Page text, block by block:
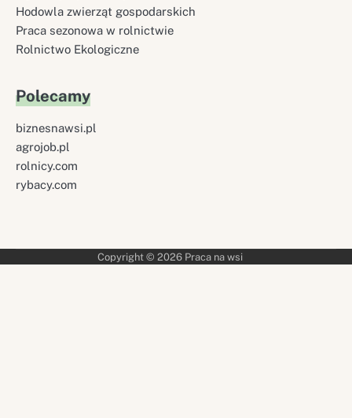
Hodowla zwierząt gospodarskich
Praca sezonowa w rolnictwie
Rolnictwo Ekologiczne
Polecamy
biznesnawsi.pl
agrojob.pl
rolnicy.com
rybacy.com
Copyright © 2026 Praca na wsi